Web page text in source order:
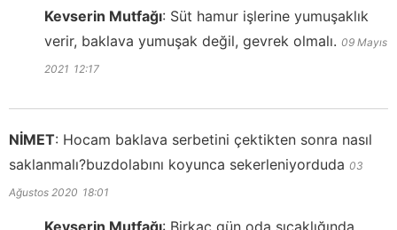
Kevserin Mutfağı: Süt hamur işlerine yumuşaklık
verir, baklava yumuşak değil, gevrek olmalı. 09 Mayıs
2021 12:17
NİMET: Hocam baklava serbetini çektikten sonra nasıl
saklanmalı?buzdolabını koyunca sekerleniyorduda 03
Ağustos 2020 18:01
Kevserin Mutfağı: Birkaç gün oda sıcaklığında